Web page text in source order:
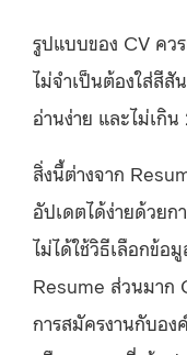
รูปแบบของ CV คว
ไม่จำเป็นต้องใส่สีสั
อ่านง่าย และไม่เกิ
สิ่งนี้ต่างจาก
อัปเดตได้ง่ายด้วย
ไม่ได้ใช้วิธีเลือกข้อ
Resume ส่วนมาก
การสมัครงานกับอง